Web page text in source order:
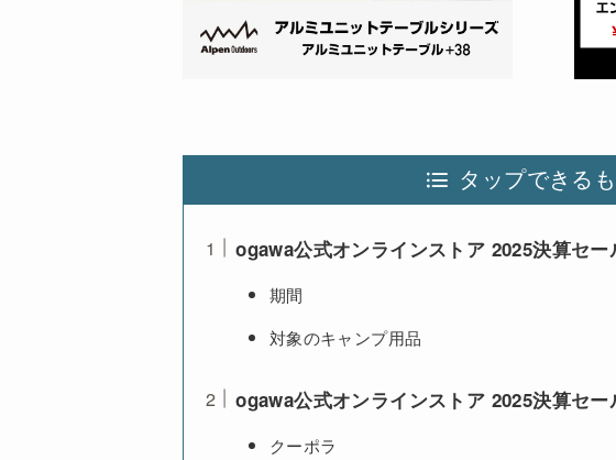
タップできる
ogawa公式オンラインストア 2025決算セー
期間
対象のキャンプ用品
ogawa公式オンラインストア 2025決算セー
クーポラ